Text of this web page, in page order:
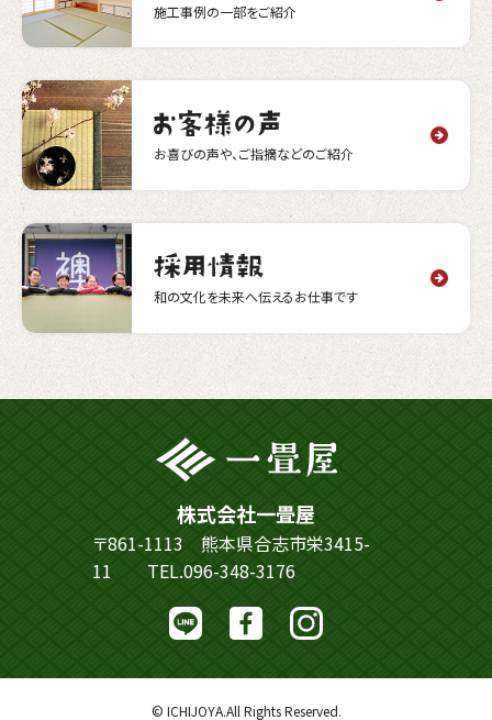
施工事例の一部をご紹介
お喜びの声や、ご指摘などのご紹介
和の文化を未来へ伝えるお仕事です
株式会社一畳屋
〒861-1113 熊本県合志市栄3415-
11 TEL.096-348-3176
© ICHIJOYA.All Rights Reserved.